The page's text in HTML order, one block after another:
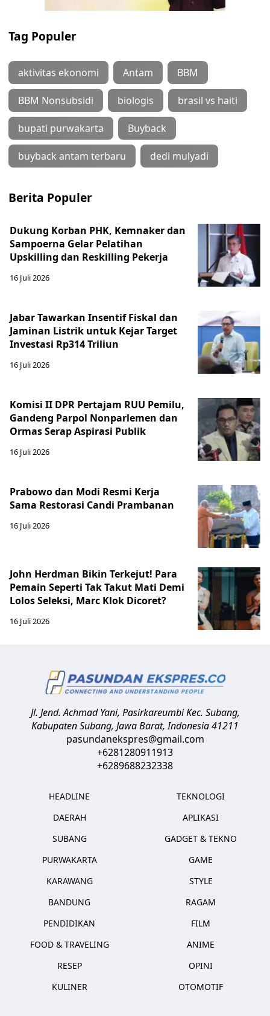
Tag Populer
aktivitas ekonomi Antam BBM
BBM Nonsubsidi biologis brasil vs haiti
bupati purwakarta Buyback
buyback antam terbaru dedi mulyadi
Berita Populer
Dukung Korban PHK, Kemnaker dan
Sampoerna Gelar Pelatihan
Upskilling dan Reskilling Pekerja
16 Juli 2026
Jabar Tawarkan Insentif Fiskal dan
Jaminan Listrik untuk Kejar Target
Investasi Rp314 Triliun
16 Juli 2026
Komisi II DPR Pertajam RUU Pemilu,
Gandeng Parpol Nonparlemen dan
Ormas Serap Aspirasi Publik
16 Juli 2026
Prabowo dan Modi Resmi Kerja
Sama Restorasi Candi Prambanan
16 Juli 2026
John Herdman Bikin Terkejut! Para
Pemain Seperti Tak Takut Mati Demi
Lolos Seleksi, Marc Klok Dicoret?
16 Juli 2026
Jl. Jend. Achmad Yani, Pasirkareumbi Kec. Subang,
Kabupaten Subang, Jawa Barat,Indonesia41211
pasundanekspres@gmail.com
+6281280911913
+6289688232338
HEADLINE
DAERAH
SUBANG
PURWAKARTA
KARAWANG
BANDUNG
PENDIDIKAN
FOOD & TRAVELING
RESEP
KULINER
TEKNOLOGI
APLIKASI
GADGET & TEKNO
GAME
STYLE
RAGAM
FILM
ANIME
OPINI
OTOMOTIF